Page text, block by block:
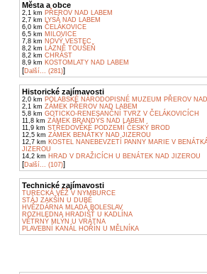
Města a obce
2,1 km PŘEROV NAD LABEM
2,7 km LYSÁ NAD LABEM
6,0 km ČELÁKOVICE
6,5 km MILOVICE
7,8 km NOVÝ VESTEC
8,2 km LÁZNĚ TOUŠEŇ
8,2 km CHRÁST
8,9 km KOSTOMLATY NAD LABEM
[Další... (281)]
Historické zajímavosti
2,0 km POLABSKÉ NÁRODOPISNÉ MUZEUM PŘEROV
2,1 km ZÁMEK PŘEROV NAD LABEM
5,8 km GOTICKO-RENESANČNÍ TVRZ V ČELÁKOVICÍCH
11,8 km ZÁMEK BRANDÝS NAD LABEM
11,9 km STŘEDOVĚKÉ PODZEMÍ ČESKÝ BROD
12,5 km ZÁMEK BENÁTKY NAD JIZEROU
12,7 km KOSTEL NANEBEVZETÍ PANNY MARIE V
JIZEROU
14,2 km HRAD V DRAŽICÍCH U BENÁTEK NAD JIZEROU
[Další... (107)]
Technické zajímavosti
TURECKÁ VĚŽ V NYMBURCE
STÁJ ZAKŠÍN U DUBÉ
HVĚZDÁRNA MLADÁ BOLESLAV
ROZHLEDNA HRADIŠŤ U KADLÍNA
VĚTRNÝ MLÝN U VRÁTNA
PLAVEBNÍ KANÁL HOŘÍN U MĚLNÍKA